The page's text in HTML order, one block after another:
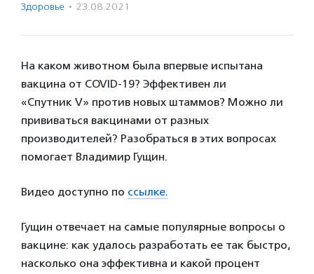
Здоровье · 23.08.2021
На каком животном была впервые испытана
вакцина от COVID-19? Эффективен ли
«Спутник V» против новых штаммов? Можно ли
прививаться вакцинами от разных
производителей? Разобраться в этих вопросах
помогает Владимир Гущин.
Видео доступно по ссылке.
Гущин отвечает на самые популярные вопросы о
вакцине: как удалось разработать ее так быстро,
насколько она эффективна и какой процент